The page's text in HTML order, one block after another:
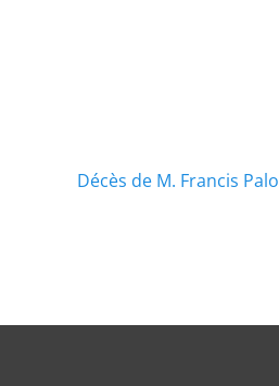
Décès de M. Francis